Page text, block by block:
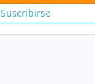
Suscribirse